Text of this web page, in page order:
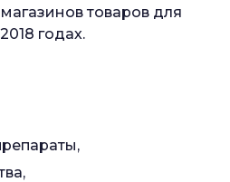
товаров для
годах.